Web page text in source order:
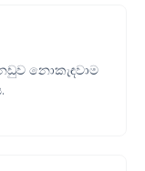
නොකැඳවාම